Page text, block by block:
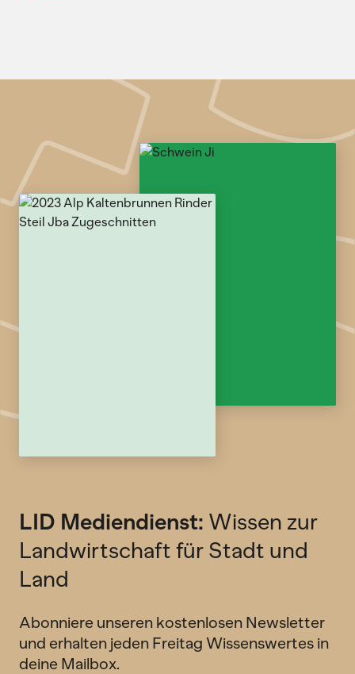
LID Mediendienst: Wissen zur
Landwirtschaft für Stadt und
Land
Abonniere unseren kostenlosen Newsletter
und erhalten jeden Freitag Wissenswertes in
deine Mailbox.